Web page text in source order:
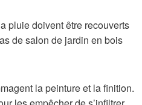
pluie doivent être recouverts
de salon de jardin en bois
la peinture et la finition.